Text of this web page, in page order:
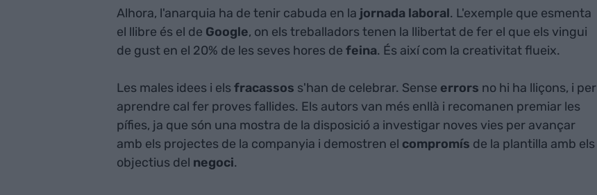
Alhora, l'anarquia ha de tenir cabuda en la jornada laboral. L'exemple que esmenta
el llibre és el de Google, on els treballadors tenen la llibertat de fer el que els vingui
de gust en el 20% de les seves hores de feina. És així com la creativitat flueix.
Les males idees i elsfracassos s'han de celebrar. Sense errors no hi ha lliçons, i per
aprendre cal fer proves fallides. Els autors van més enllà i recomanen premiar les
pífies, ja que són una mostra de la disposició a investigar noves vies per avançar
amb els projectes de la companyia i demostren el compromís de la plantilla amb els
objectius del negoci.